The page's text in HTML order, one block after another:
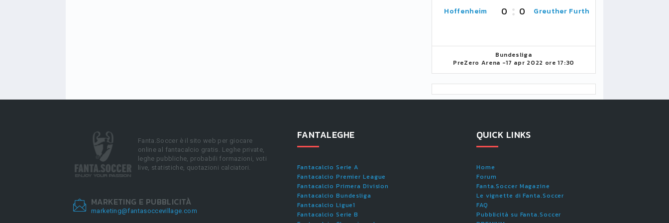
Hoffenheim 0 0 Greuther Furth
Bundesliga
PreZero Arena -17 apr 2022 ore 17:30
Fanta.Soccer è il sito web per giocare
online al fantacalcio gratis. Leghe private,
leghe pubbliche, probabili formazioni, voti
live, statistiche, quotazioni calciatori.
MARKETING E PUBBLICITÀ
marketing@fantasoccevillage.com
FANTALEGHE
Fantacalcio Serie A
Fantacalcio Premier League
Fantacalcio Primera Division
Fantacalcio Bundesliga
Fantacalcio Ligue1
Fantacalcio Serie B
QUICK LINKS
Home
Forum
Fanta.Soccer Magazine
Le vignette di Fanta.Soccer
FAQ
Pubblicità su Fanta.Soccer